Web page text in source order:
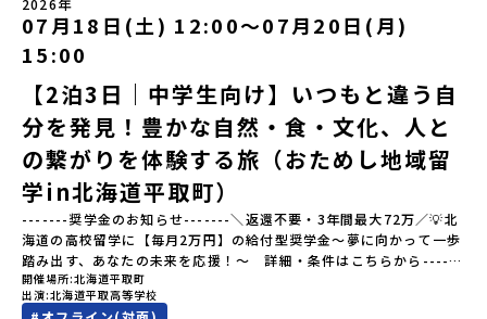
体験」のプログラム開催情報を公式LINEにて配信中！ぜひご登録く
ださい♪気になることや不安な点は、LINEから気軽にご相談くださ
い。👉 【LINE登録はこちら】
「日本の20世紀遺産」に認定されるなど日本を代表する伝統工芸の
町です。さらに、有田町には「日本の棚田百選」に選ばれた「岳の
棚田（たなだ）」や「名水百選」や「水源の森百選」に選ばれた
「竜門峡（りゅうもんきょう）」など、思わず立ち止まりたくなる
ような自然も広がり、歴史・文化・自然が重なり合う、“本物”に出
会える場所です。そんな歴史・文化が豊かな佐賀県有田町で実際に
町を歩きながら学ぶフィールドワークをしたり、有田焼づくりに関
わる職人、町で暮らすプロデザイナー、地元の高校で学ぶ生徒など
と交流しながら「伝統的なものづくり」や「未来のデザイン」を一
緒に探求できます。ただ体験するだけじゃなくて、 “どうしてこの形
なんだろう？” “自分だったらどんなデザインにする？” そんなふう
に考える時間も、このプログラムの大切なポイントです。ここで出
会う人や体験が、自分の「好き」や「未来」につながるかもしれま
せん。この町でしかできない、ちょっと特別な体験を、ぜひ楽しん
でみませんか？体験のおすすめポイント体験プログラム内容（予
2026年
07月18日(土) 12:00〜07月20日(月)
15:00
【2泊3日｜中学生向け】いつもと違う自
分を発見！豊かな自然・食・文化、人と
の繋がりを体験する旅（おためし地域留
学in北海道平取町）
-------奨学金のお知らせ-------＼返還不要・3年間最大72万／💡北
海道の高校留学に【毎月2万円】の給付型奨学金～夢に向かって一歩
踏み出す、あなたの未来を応援！～ 詳細・条件はこちらから------
---------------------------＜体験費・宿泊費が無料＞累計3,000万
部以上販売された大人気マンガ「ゴールデンカムイ」の実写版映画
開催場所 北海道平取町
出演 北海道平取高等学校